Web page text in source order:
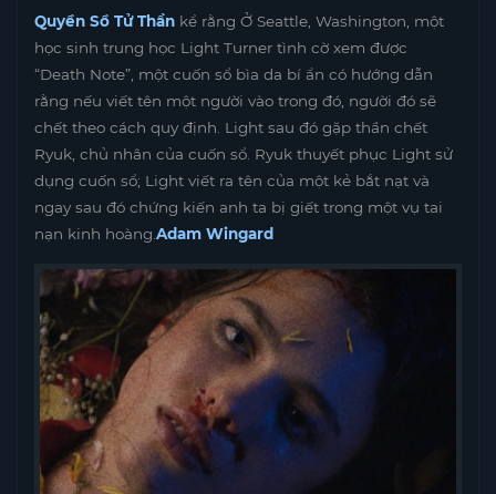
Quyển Sổ Tử Thần kể rằng Ở Seattle, Washington, một
học sinh trung học Light Turner tình cờ xem được
“Death Note”, một cuốn sổ bìa da bí ẩn có hướng dẫn
rằng nếu viết tên một người vào trong đó, người đó sẽ
chết theo cách quy định. Light sau đó gặp thần chết
Ryuk, chủ nhân của cuốn sổ. Ryuk thuyết phục Light sử
dụng cuốn sổ; Light viết ra tên của một kẻ bắt nạt và
ngay sau đó chứng kiến ​​anh ta bị giết trong một vụ tai
nạn kinh hoàng.Adam Wingard